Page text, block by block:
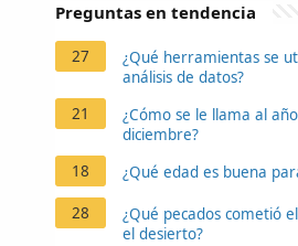
Preguntas en tendencia
27
¿Qué herramientas se
análisis de datos?
21
¿Cómo se le llama al
diciembre?
18
¿Qué edad es buena
28
¿Qué pecados cometió
el desierto?